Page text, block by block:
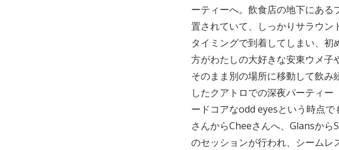
ーティーへ。飲食店の地下にあ
置されていて、しっかりサラウン
タイミングで到着してしまい、
方がわたしの大好きな安東ウメ子
そのまま別の場所に移動して飲
したクアトロでの深夜パーティ
ードコアなodd eyesという時点
さんからCheeさんへ、Glansか
のセッションが行われ、シーム